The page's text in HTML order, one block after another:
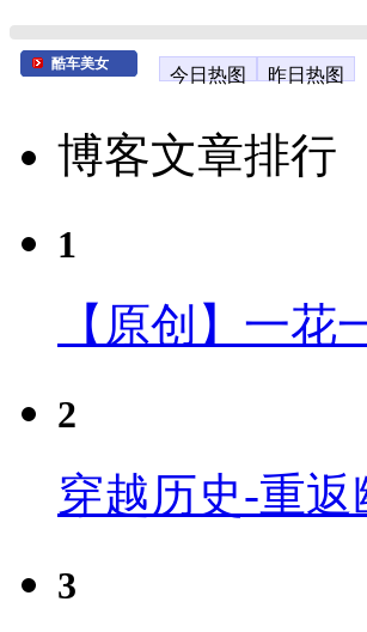
酷车美女
今日热图 昨日热图
博客文章排行
1
【原创】一
2
穿越历史-重
3